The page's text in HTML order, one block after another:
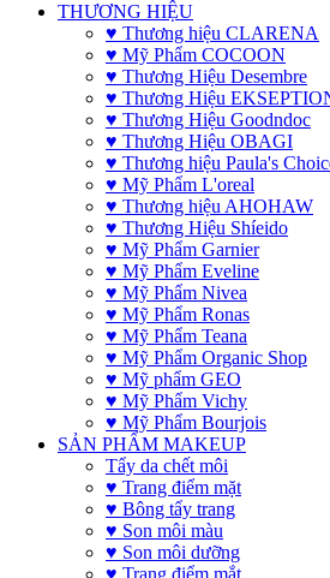
THƯƠNG HIỆU
♥ Thương hiệu CLARENA
♥ Mỹ Phẩm COCOON
♥ Thương Hiệu Desembre
♥ Thương Hiệu
♥ Thương Hiệu Goodndoc
♥ Thương Hiệu OBAGI
♥ Thương hiệu Paula's
♥ Mỹ Phẩm L'oreal
♥ Thương hiệu AHOHAW
♥ Thương Hiệu Shíeido
♥ Mỹ Phẩm Garnier
♥ Mỹ Phẩm Eveline
♥ Mỹ Phẩm Nivea
♥ Mỹ Phẩm Ronas
♥ Mỹ Phẩm Teana
♥ Mỹ Phẩm Organic Shop
♥ Mỹ phẩm GEO
♥ Mỹ Phẩm Vichy
♥ Mỹ Phẩm Bourjois
SẢN PHẨM MAKEUP
Tẩy da chết môi
♥ Trang điểm mặt
♥ Bông tẩy trang
♥ Son môi màu
♥ Son môi dưỡng